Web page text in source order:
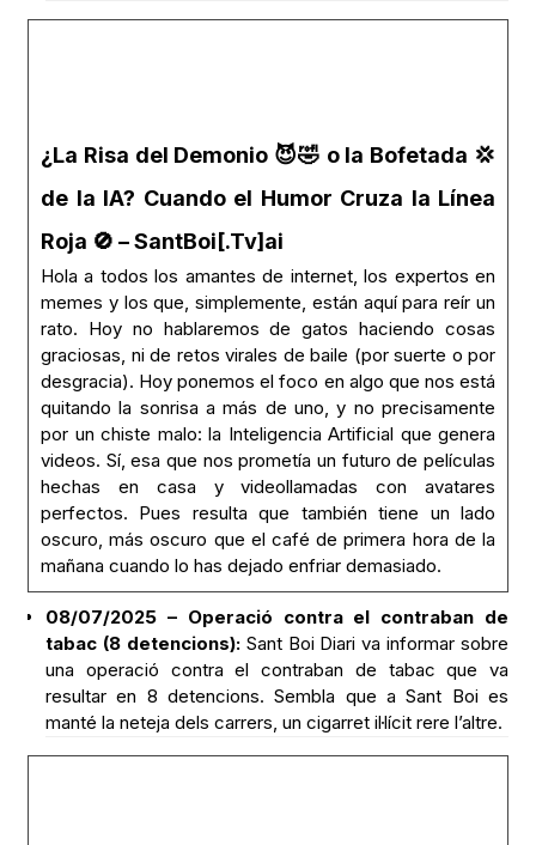
¿La Risa del Demonio 😈🤣 o la Bofetada 💢
de la IA? Cuando el Humor Cruza la Línea
Roja 🚫 – SantBoi[.Tv]ai
Hola a todos los amantes de internet, los expertos en
memes y los que, simplemente, están aquí para reír un
rato. Hoy no hablaremos de gatos haciendo cosas
graciosas, ni de retos virales de baile (por suerte o por
desgracia). Hoy ponemos el foco en algo que nos está
quitando la sonrisa a más de uno, y no precisamente
por un chiste malo: la Inteligencia Artificial que genera
videos. Sí, esa que nos prometía un futuro de películas
hechas en casa y videollamadas con avatares
perfectos. Pues resulta que también tiene un lado
oscuro, más oscuro que el café de primera hora de la
mañana cuando lo has dejado enfriar demasiado.
08/07/2025 – Operació contra el contraban de
tabac (8 detencions):Sant Boi Diari va informar sobre
una operació contra el contraban de tabac que va
resultar en 8 detencions. Sembla que a Sant Boi es
manté la neteja dels carrers, un cigarret il·lícit rere l’altre.